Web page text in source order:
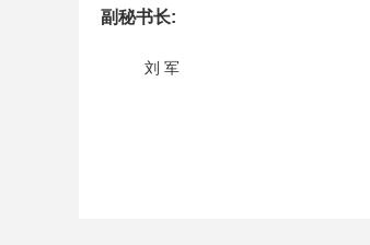
副秘书长:
刘 军